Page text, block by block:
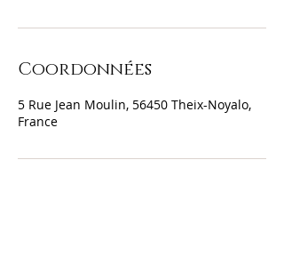
Coordonnées
5 Rue Jean Moulin, 56450 Theix-Noyalo,
France